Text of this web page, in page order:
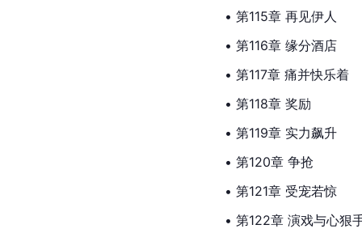
• 第115章 再见伊人
• 第116章 缘分酒店
• 第117章 痛并快乐着
• 第118章 奖励
• 第119章 实力飙升
• 第120章 争抢
• 第121章 受宠若惊
• 第122章 演戏与心狠